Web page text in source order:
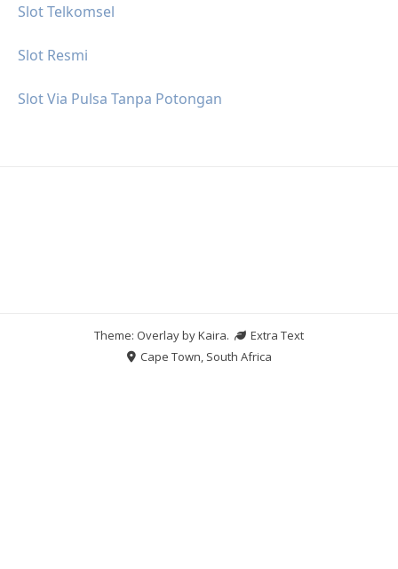
Slot Telkomsel
Slot Resmi
Slot Via Pulsa Tanpa Potongan
Theme: Overlay byKaira.
Extra Text
Cape Town, South Africa